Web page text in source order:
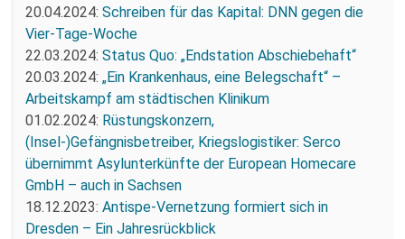
20.04.2024: Schreiben für das Kapital: DNN gegen die
Vier-Tage-Woche
22.03.2024: Status Quo: „Endstation Abschiebehaft“
20.03.2024: „Ein Krankenhaus, eine Belegschaft“ –
Arbeitskampf am städtischen Klinikum
01.02.2024: Rüstungskonzern,
(Insel-)Gefängnisbetreiber, Kriegslogistiker: Serco
übernimmt Asylunterkünfte der European Homecare
GmbH – auch in Sachsen
18.12.2023: Antispe-Vernetzung formiert sich in
Dresden – Ein Jahresrückblick